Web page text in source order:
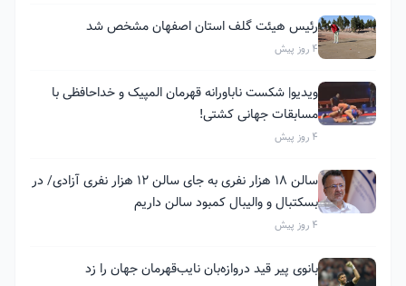
رئیس هیئت گلف استان اصفهان مشخص شد
4 روز پیش
ویدیو| شکست ناباورانه قهرمان المپیک و خداحافظی با
مسابقات جهانی کشتی!
4 روز پیش
سالن ۱۸ هزار نفری به جای سالن ۱۲ هزار نفری آزادی/ در
بسکتبال و والیبال کمبود سالن داریم
4 روز پیش
بانوی پیر قید دروازه‌بان نایب‌قهرمان جهان را زد